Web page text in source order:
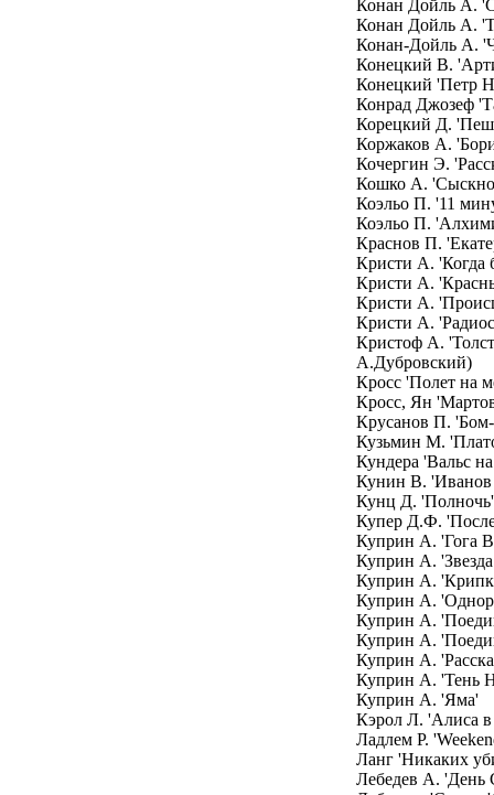
Конан Дойль А.
Конан Дойль А.
Конан-Дойль А.
Конецкий В.
Конецкий 'Петр
Конрад Джозеф
Корецкий Д.
Коржаков А.
Кочергин Э.
Кошко А.
Коэльо П. '11
Коэльо П.
Краснов П.
Кристи А. 'Когда
Кристи А.
Кристи А.
Кристи А.
Кристоф А.
А.Дубровский)
Кросс 'Полет на
Кросс, Ян
Крусанов П.
Кузьмин М.
Кундера 'Вальс
Кунин В. 'Иванов
Кунц Д. 'Полночь'
Купер Д.Ф.
Куприн А. 'Гога
Куприн А.
Куприн А.
Куприн А.
Куприн А.
Куприн А.
Куприн А.
Куприн А. 'Тень
Куприн А. 'Яма'
Кэрол Л. 'Алиса в
Ладлем Р.
Ланг 'Никаких
Лебедев А. 'День